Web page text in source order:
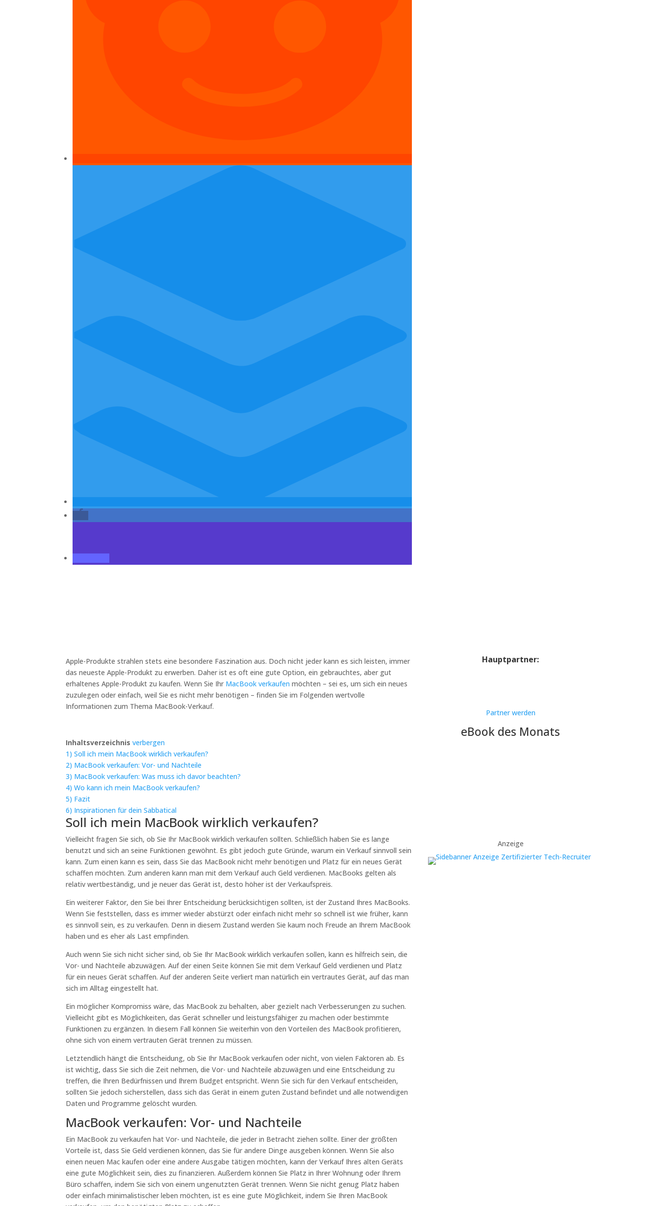
Apple-Produkte strahlen stets eine besondere Faszination aus. Doch nicht jeder kann es sich leisten, immer
das neueste Apple-Produkt zu erwerben. Daher ist es oft eine gute Option, ein gebrauchtes, aber gut
erhaltenes Apple-Produkt zu kaufen. Wenn Sie Ihr MacBook verkaufen möchten – sei es, um sich ein neues
zuzulegen oder einfach, weil Sie es nicht mehr benötigen – finden Sie im Folgenden wertvolle
Informationen zum Thema MacBook-Verkauf.
Inhaltsverzeichnis verbergen
1) Soll ich mein MacBook wirklich verkaufen?
2) MacBook verkaufen: Vor- und Nachteile
3) MacBook verkaufen: Was muss ich davor beachten?
4) Wo kann ich mein MacBook verkaufen?
5) Fazit
6) Inspirationen für dein Sabbatical
Soll ich mein MacBook wirklich verkaufen?
Vielleicht fragen Sie sich, ob Sie Ihr MacBook wirklich verkaufen sollten. Schließlich haben Sie es lange
benutzt und sich an seine Funktionen gewöhnt. Es gibt jedoch gute Gründe, warum ein Verkauf sinnvoll sein
kann. Zum einen kann es sein, dass Sie das MacBook nicht mehr benötigen und Platz für ein neues Gerät
schaffen möchten. Zum anderen kann man mit dem Verkauf auch Geld verdienen. MacBooks gelten als
relativ wertbeständig, und je neuer das Gerät ist, desto höher ist der Verkaufspreis.
Ein weiterer Faktor, den Sie bei Ihrer Entscheidung berücksichtigen sollten, ist der Zustand Ihres MacBooks.
Wenn Sie feststellen, dass es immer wieder abstürzt oder einfach nicht mehr so schnell ist wie früher, kann
es sinnvoll sein, es zu verkaufen. Denn in diesem Zustand werden Sie kaum noch Freude an Ihrem MacBook
haben und es eher als Last empfinden.
Auch wenn Sie sich nicht sicher sind, ob Sie Ihr MacBook wirklich verkaufen sollen, kann es hilfreich sein, die
Vor- und Nachteile abzuwägen. Auf der einen Seite können Sie mit dem Verkauf Geld verdienen und Platz
für ein neues Gerät schaffen. Auf der anderen Seite verliert man natürlich ein vertrautes Gerät, auf das man
sich im Alltag eingestellt hat.
Ein möglicher Kompromiss wäre, das MacBook zu behalten, aber gezielt nach Verbesserungen zu suchen.
Vielleicht gibt es Möglichkeiten, das Gerät schneller und leistungsfähiger zu machen oder bestimmte
Funktionen zu ergänzen. In diesem Fall können Sie weiterhin von den Vorteilen des MacBook profitieren,
ohne sich von einem vertrauten Gerät trennen zu müssen.
Letztendlich hängt die Entscheidung, ob Sie Ihr MacBook verkaufen oder nicht, von vielen Faktoren ab. Es
ist wichtig, dass Sie sich die Zeit nehmen, die Vor- und Nachteile abzuwägen und eine Entscheidung zu
treffen, die Ihren Bedürfnissen und Ihrem Budget entspricht. Wenn Sie sich für den Verkauf entscheiden,
sollten Sie jedoch sicherstellen, dass sich das Gerät in einem guten Zustand befindet und alle notwendigen
Daten und Programme gelöscht wurden.
MacBook verkaufen: Vor- und Nachteile
Ein MacBook zu verkaufen hat Vor- und Nachteile, die jeder in Betracht ziehen sollte. Einer der größten
Vorteile ist, dass Sie Geld verdienen können, das Sie für andere Dinge ausgeben können. Wenn Sie also
einen neuen Mac kaufen oder eine andere Ausgabe tätigen möchten, kann der Verkauf Ihres alten Geräts
eine gute Möglichkeit sein, dies zu finanzieren. Außerdem können Sie Platz in Ihrer Wohnung oder Ihrem
Büro schaffen, indem Sie sich von einem ungenutzten Gerät trennen. Wenn Sie nicht genug Platz haben
oder einfach minimalistischer leben möchten, ist es eine gute Möglichkeit, indem Sie Ihren MacBook
Hauptpartner:
Partner werden
eBook des Monats
Anzeige